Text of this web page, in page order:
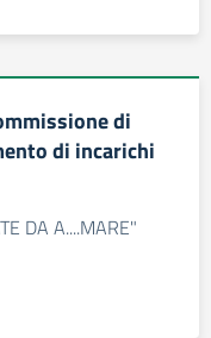
di
di incarichi
DA A....MARE"